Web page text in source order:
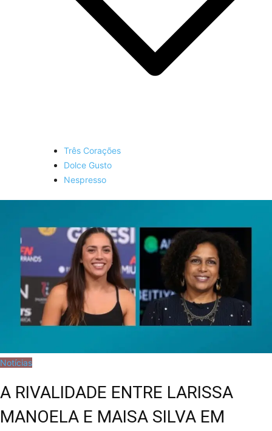
Três Corações
Dolce Gusto
Nespresso
Notícias
A RIVALIDADE ENTRE LARISSA
MANOELA E MAISA SILVA EM